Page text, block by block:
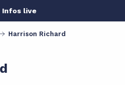
Infos live
Harrison Richard